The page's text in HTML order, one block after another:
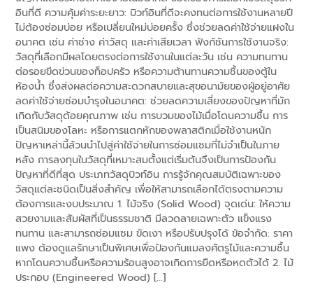
อินที่ดี ความคุ้มค่าระยะยาว: บิวท์อินที่ดีจะคงทนต่อการใช้งานหลายปี
ไม่ต้องซ่อมบ่อย หรือเปลี่ยนใหม่บ่อยครั้ง ซึ่งช่วยลดค่าใช้จ่ายแฝงใน
อนาคต เช่น ค่าช่าง ค่าวัสดุ และค่าเสียเวลา ฟังก์ชันการใช้งานจริง:
วัสดุที่เลือกมีผลโดยตรงต่อการใช้งานในแต่ละวัน เช่น ความทนทาน
ต่อรอยขีดข่วนของท็อปครัว หรือความต้านทานความชื้นของตู้ใน
ห้องน้ำ ซึ่งส่งผลต่อความสะดวกสบายและสุขอนามัยของผู้อยู่อาศัย
ลดค่าใช้จ่ายซ่อมบำรุงในอนาคต: ช่วยลดความเสี่ยงของปัญหาที่มัก
เกิดกับวัสดุด้อยคุณภาพ เช่น การบวมของไม้เมื่อโดนความชื้น การ
เป็นสนิมของโลหะ หรือการแตกหักของพลาสติกเมื่อใช้งานหนัก
ปัญหาเหล่านี้ล้วนนำไปสู่ค่าใช้จ่ายในการซ่อมแซมที่ไม่จำเป็นในภาย
หลัง การลงทุนในวัสดุที่เหมาะสมตั้งแต่เริ่มต้นจึงเป็นการป้องกัน
ปัญหาที่ดีที่สุด ประเภทวัสดุบิวท์อิน การรู้จักคุณสมบัติเฉพาะของ
วัสดุแต่ละชนิดเป็นสิ่งสำคัญ เพื่อให้สามารถเลือกได้ตรงตามความ
ต้องการและงบประมาณ 1. ไม้จริง (Solid Wood) จุดเด่น: ให้ความ
สวยงามและสัมผัสที่เป็นธรรมชาติ มีลวดลายเฉพาะตัว แข็งแรง
ทนทาน และสามารถซ่อมแซม ขัดเงา หรือปรับปรุงได้ ข้อจำกัด: ราคา
แพง ต้องดูแลรักษาเป็นพิเศษเพื่อป้องกันแมลงศัตรูไม้และความชื้น
หากโดนความชื้นหรือความร้อนสูงอาจเกิดการยืดหรือหดตัวได้ 2. ไม้
ประกอบ (Engineered Wood) […]